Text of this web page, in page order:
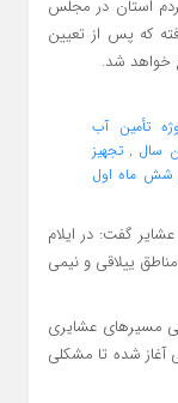
استان در مجلس
یافته که پس از تعیین
خواهد شد.
گفت: در ایلام
ییلاقی و نیمی
مسیرهای عشایری
آغاز شده تا مشکلی